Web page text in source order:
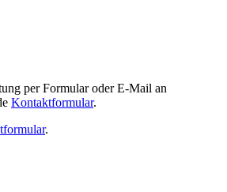
per Formular oder E-Mail an
Kontaktformular.
.